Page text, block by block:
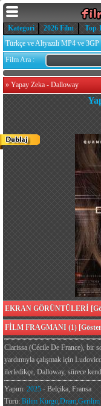
Kategori 2026 Film Top
Türkçe ve Altyazılı MP4 ve
Film Ara :
» Yapay Zeka - Dalloway
EKRAN GÖRÜNTÜLERİ
FİLM FRAGMANI (1)
Clarissa (Cécile De France), bir
yardımıyla çalışmak için
ilerledikçe, Dalloway, sürece
Yapım: 2025 - Belçika, Fransa
Türü: Bilim Kurgu,Dram,Gerilim